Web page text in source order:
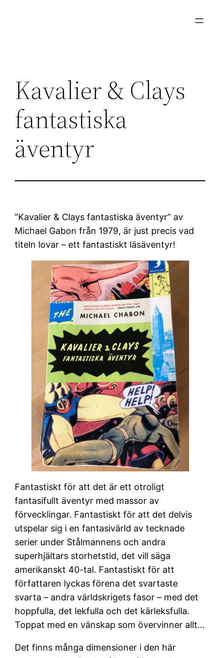
Kavalier & Clays
fantastiska
äventyr
”Kavalier & Clays fantastiska äventyr” av
Michael Gabon från 1979, är just precis vad
titeln lovar – ett fantastiskt läsäventyr!
Fantastiskt för att det är ett otroligt
fantasifullt äventyr med massor av
förvecklingar. Fantastiskt för att det delvis
utspelar sig i en fantasivärld av tecknade
serier under Stålmannens och andra
superhjältars storhetstid, det vill säga
amerikanskt 40-tal. Fantastiskt för att
författaren lyckas förena det svartaste
svarta – andra världskrigets fasor – med det
hoppfulla, det lekfulla och det kärleksfulla.
Toppat med en vänskap som övervinner allt…
Det finns många dimensioner i den här